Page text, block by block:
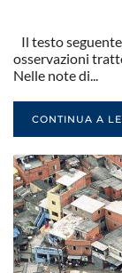
Il testo
osservazioni
Nelle note di...
CONTINUA A